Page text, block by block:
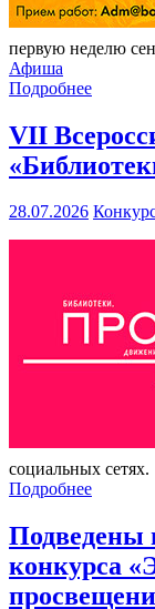
первую неделю
Афиша
Подробнее
VII
28.07.2026
социальных сетях.
Подробнее
Подведены
конкурса